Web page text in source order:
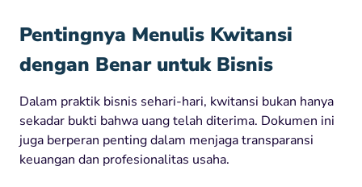
Pentingnya Menulis Kwitansi
dengan Benar untuk Bisnis
Dalam praktik bisnis sehari-hari, kwitansi bukan hanya
sekadar bukti bahwa uang telah diterima. Dokumen ini
juga berperan penting dalam menjaga transparansi
keuangan dan profesionalitas usaha.